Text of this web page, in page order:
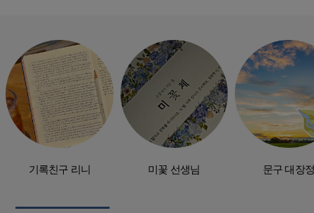
기록친구 리니 미꽃 선생님 문구 대장정